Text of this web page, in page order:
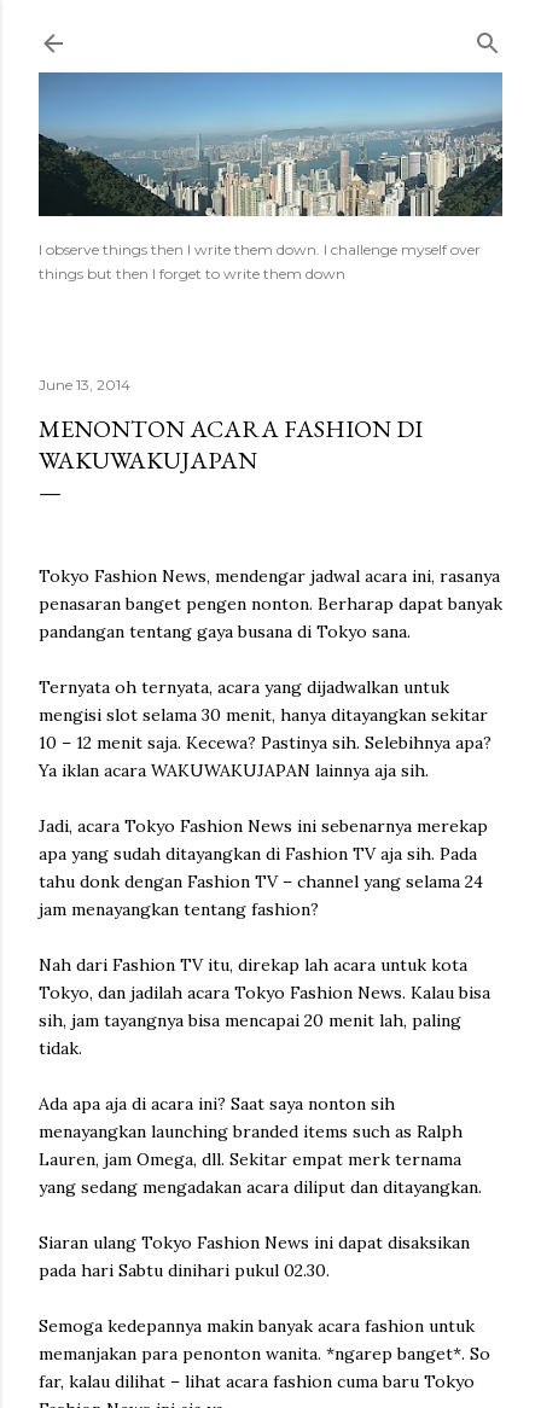
I observe things then I write them down. I challenge myself over
things but then I forget to write them down
June 13, 2014
MENONTON ACARA FASHION DI
WAKUWAKUJAPAN
Tokyo Fashion News, mendengar jadwal acara ini, rasanya
penasaran banget pengen nonton. Berharap dapat banyak
pandangan tentang gaya busana di Tokyo sana.
Ternyata oh ternyata, acara yang dijadwalkan untuk
mengisi slot selama 30 menit, hanya ditayangkan sekitar
10 – 12 menit saja. Kecewa? Pastinya sih. Selebihnya apa?
Ya iklan acara WAKUWAKUJAPAN lainnya aja sih.
Jadi, acara Tokyo Fashion News ini sebenarnya merekap
apa yang sudah ditayangkan di Fashion TV aja sih. Pada
tahu donk dengan Fashion TV – channel yang selama 24
jam menayangkan tentang fashion?
Nah dari Fashion TV itu, direkap lah acara untuk kota
Tokyo, dan jadilah acara Tokyo Fashion News. Kalau bisa
sih, jam tayangnya bisa mencapai 20 menit lah, paling
tidak.
Ada apa aja di acara ini? Saat saya nonton sih
menayangkan launching branded items such as Ralph
Lauren, jam Omega, dll. Sekitar empat merk ternama
yang sedang mengadakan acara diliput dan ditayangkan.
Siaran ulang Tokyo Fashion News ini dapat disaksikan
pada hari Sabtu dinihari pukul 02.30.
Semoga kedepannya makin banyak acara fashion untuk
memanjakan para penonton wanita. *ngarep banget*. So
far, kalau dilihat – lihat acara fashion cuma baru Tokyo